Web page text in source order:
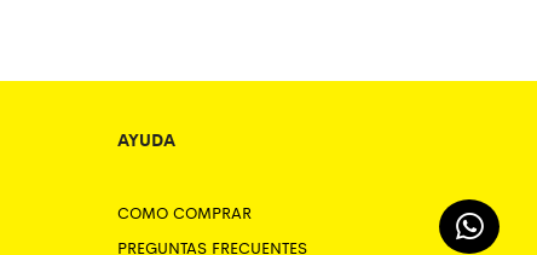
AYUDA
COMO COMPRAR
PREGUNTAS FRECUENTES